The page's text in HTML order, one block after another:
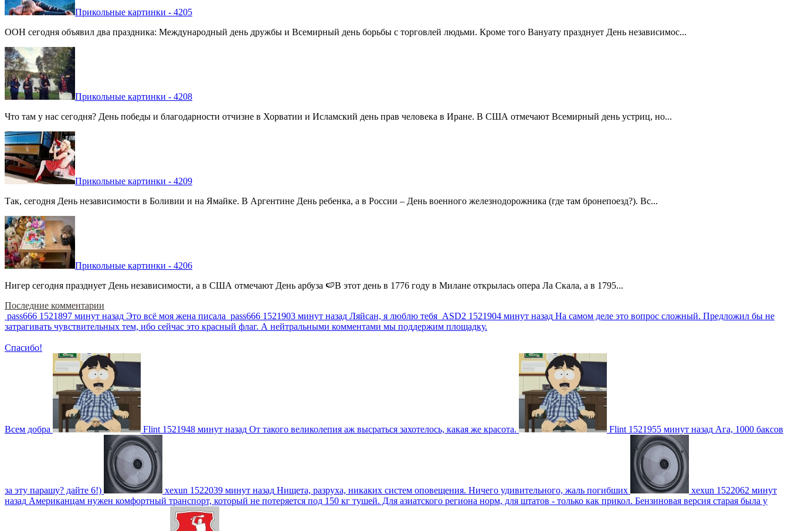
Прикольные картинки - 4205
ООН сегодня объявил два праздника: Международный день дружбы и Всемирный день борьбы с торговлей людьми. Кроме того Вануату празднует День независимос...
Прикольные картинки - 4208
Что там у нас сегодня? День победы и благодарности отчизне в Хорватии и Исламский день прав человека в Иране. В США отмечают Всемирный день устриц, но...
Прикольные картинки - 4209
Так, сегодня День независимости в Боливии и на Ямайке. В Аргентине День ребенка, а в России – День военного железнодорожника (где там бронепоезд?). Вс...
Прикольные картинки - 4206
Нигер сегодня празднует День независимости, а в США отмечают День арбуза 🍉В этот день в 1776 году в Милане открылась опера Ла Скала, а в 1795...
Последние комментарии
pass666 1521897 минут назад Это всё моя жена писала pass666 1521903 минут назад Ляйсан, я люблю тебя ASD2 1521904 минут назад На самом деле это вопрос сложный. Предложил бы не
затрагивать чувствительных тем, ибо сейчас это красный флаг. А нейтральными комментами мы поддержим площадку.
Спасибо!
Всем добра Flint 1521948 минут назад От такого великолепия аж высраться захотелось, какая же красота. Flint 1521955 минут назад Ага, 1000 баксов
за эту парашу? дайте 6!) xexun 1522039 минут назад Нищета, разруха, никаких систем оповещения. Ничего удивительного, жаль погибших xexun 1522062 минут
назад Американцам нужен комфортный транспорт, который не потеряется под 150 кг тушей. Для азиатского региона норм, для штатов - только как прикол. Бензиновая версия старая была у